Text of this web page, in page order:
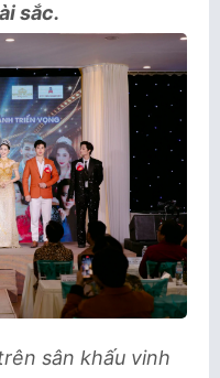
sắc.
sân khấu vinh